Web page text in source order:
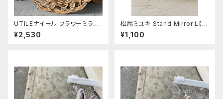
UTILEナイール フラワーミラー
Sサイズ
¥2,530
松尾ミユキ Stand Mirror L【M
aron】
¥1,100